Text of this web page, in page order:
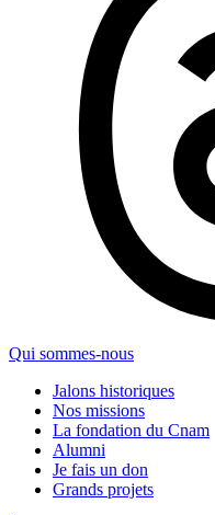
Qui sommes-nous
Jalons historiques
Nos missions
La fondation du Cnam
Alumni
Je fais un don
Grands projets